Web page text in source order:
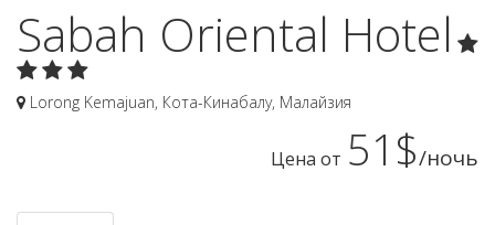
Sabah Oriental Hotel
Lorong Kemajuan, Кота-Кинабалу, Малайзия
Цена от 51$/ночь